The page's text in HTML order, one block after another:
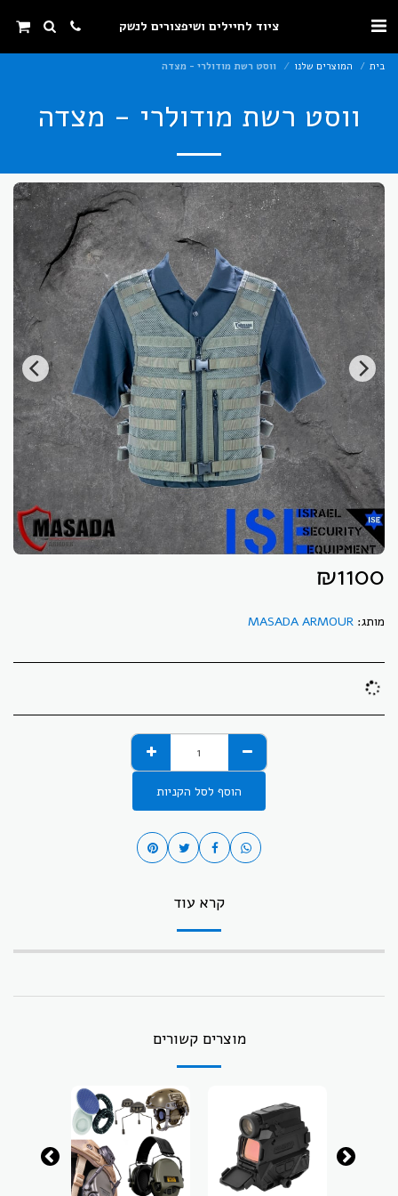
ציוד לחיילים ושיפצורים לנשק
בית המוצרים שלנו ווסט רשת מודולרי - מצדה
ווסט רשת מודולרי - מצדה
₪1100
מותג: MASADA ARMOUR
הוסף לסל הקניות
קרא עוד
מוצרים קשורים